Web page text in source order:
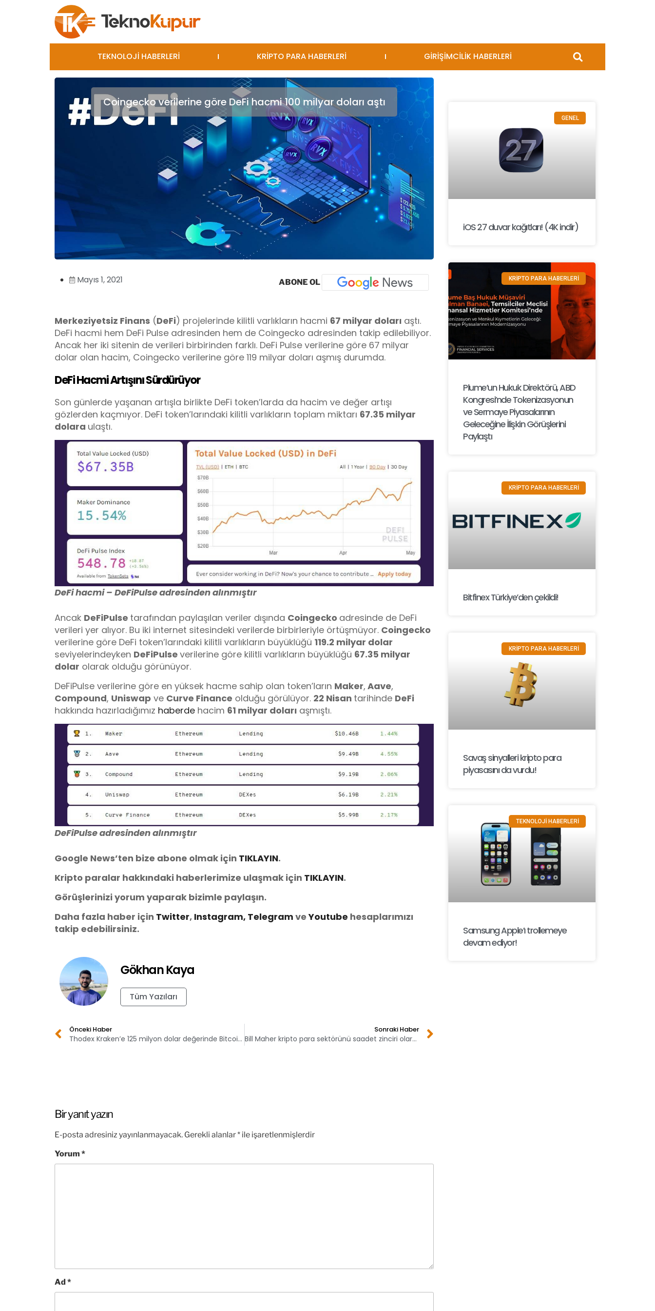
TEKNOLOJİ HABERLERİ KRİPTO PARA HABERLERİ GİRİŞİMCİLİK HABERLERİ
Coingecko verilerine göre DeFi hacmi 100 milyar doları aştı
Mayıs 1, 2021 ABONE OL
Merkeziyetsiz Finans (DeFi) projelerinde kilitli varlıkların hacmi 67 milyar doları aştı.
DeFi hacmi hem DeFi Pulse adresinden hem de Coingecko adresinden takip edilebiliyor.
Ancak her iki sitenin de verileri birbirinden farklı. DeFi Pulse verilerine göre 67 milyar
dolar olan hacim, Coingecko verilerine göre 119 milyar doları aşmış durumda.
DeFi Hacmi Artışını Sürdürüyor
Son günlerde yaşanan artışla birlikte DeFi token’larda da hacim ve değer artışı
gözlerden kaçmıyor. DeFi token’larındaki kilitli varlıkların toplam miktarı 67.35 milyar
dolara ulaştı.
DeFi hacmi – DeFiPulse adresinden alınmıştır
Ancak DeFiPulse tarafından paylaşılan veriler dışında Coingecko adresinde de DeFi
verileri yer alıyor. Bu iki internet sitesindeki verilerde birbirleriyle örtüşmüyor. Coingecko
verilerine göre DeFi token’larındaki kilitli varlıkların büyüklüğü 119.2 milyar dolar
seviyelerindeyken DeFiPulse verilerine göre kilitli varlıkların büyüklüğü 67.35 milyar
dolar olarak olduğu görünüyor.
DeFiPulse verilerine göre en yüksek hacme sahip olan token’ların Maker, Aave,
Compound, Uniswap ve Curve Finance olduğu görülüyor. 22 Nisan tarihinde DeFi
hakkında hazırladığımız haberde hacim 61 milyar doları aşmıştı.
DeFiPulse adresinden alınmıştır
Google News’ten bize abone olmak için TIKLAYIN.
Kripto paralar hakkındaki haberlerimize ulaşmak için TIKLAYIN.
Görüşlerinizi yorum yaparak bizimle paylaşın.
Daha fazla haber için Twitter, Instagram, Telegram veYoutube hesaplarımızı
takip edebilirsiniz.
Gökhan Kaya
Tüm Yazıları
Önceki Haber
Thodex Kraken’e 125 milyon dolar değerinde Bitcoin göndermiş!
Sonraki Haber
Bill Maher kripto para sektörünü saadet zinciri olarak nitelendirdi
Bir yanıt yazın
E-posta adresiniz yayınlanmayacak. Gerekli alanlar* ile işaretlenmişlerdir
Yorum *
Ad *
GENEL
iOS 27 duvar kağıtları! (4K indir)
KRİPTO PARA HABERLERİ
Plume’un Hukuk Direktörü, ABD
Kongresi’nde Tokenizasyonun
ve Sermaye Piyasalarının
Geleceğine İlişkin Görüşlerini
Paylaştı
KRİPTO PARA HABERLERİ
Bitfinex Türkiye’den çekildi!
KRİPTO PARA HABERLERİ
Savaş sinyalleri kripto para
piyasasını da vurdu!
TEKNOLOJİ HABERLERİ
Samsung Apple’ı trollemeye
devam ediyor!